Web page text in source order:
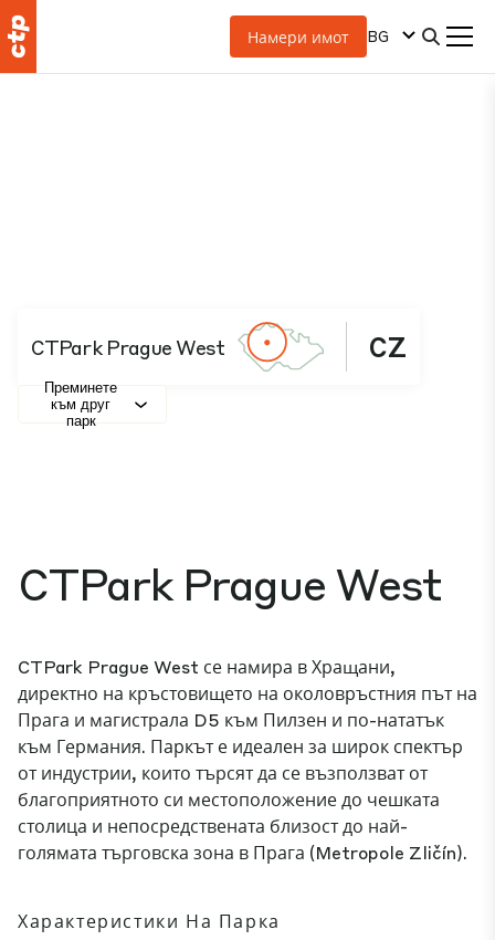
Намери имот BG
CTPark Prague West CZ
Преминете
към друг
парк
CTPark Prague West
CTPark Prague West се намира в Хращани,
директно на кръстовището на околовръстния път на
Прага и магистрала D5 към Пилзен и по-нататък
към Германия. Паркът е идеален за широк спектър
от индустрии, които търсят да се възползват от
благоприятното си местоположение до чешката
столица и непосредствената близост до най-
голямата търговска зона в Прага (Metropole Zličín).
Характеристики На Парка